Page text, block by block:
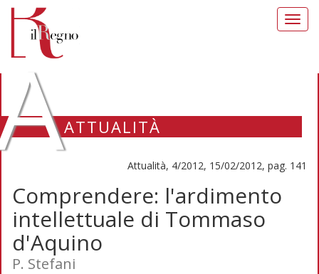
ATTUALITÀ
Attualità, 4/2012, 15/02/2012, pag. 141
Comprendere: l'ardimento
intellettuale di Tommaso
d'Aquino
P. Stefani